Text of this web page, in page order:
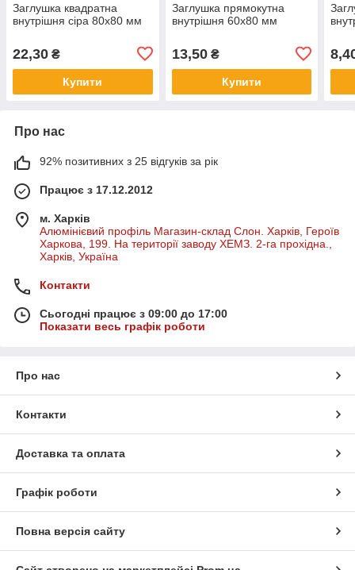
Заглушка квадратна
внутрішня сіра 80х80 мм
22,30 ₴
Купити
Заглушка прямокутна
внутрішня 60х80 мм
13,50₴
Купити
Про нас
92% позитивних з 25 відгуків за рік
Працює з 17.12.2012
м. Харків
Алюмінієвий профіль Магазин-склад Слон. Харків, Героїв
Харкова, 199. На території заводу ХЕМЗ. 2-га прохідна.,
Харків, Україна
Контакти
Сьогодні працює з 09:00 до 17:00
Показати весь графік роботи
Про нас
Контакти
Доставка та оплата
Графік роботи
Повна версія сайту